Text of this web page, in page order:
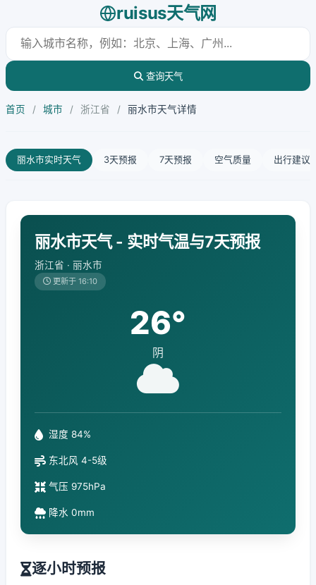
ruisus天气网
查询天气
首页 / 城市 / 浙江省 / 丽水市天气详情
丽水市实时天气 3天预报 7天预报 空气质量 出行建议
丽水市天气 - 实时气温与7天预报
浙江省 · 丽水市
更新于 16:10
26°
阴
湿度 84%
东北风 4-5级
气压 975hPa
降水 0mm
逐小时预报